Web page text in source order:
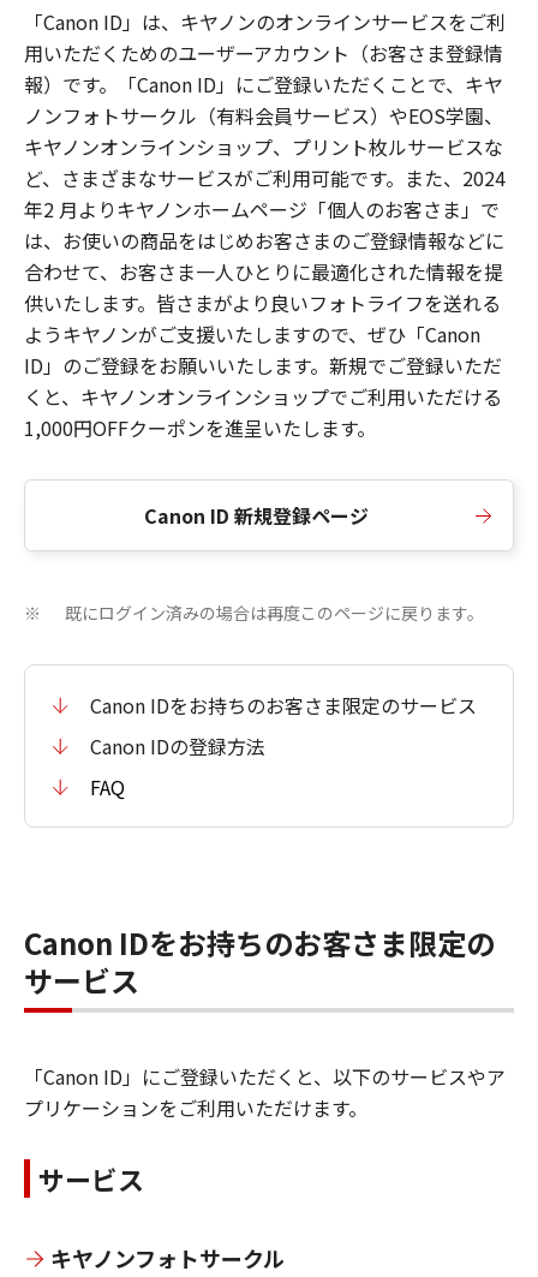
「Canon ID」は、キヤノンのオンラインサービスをご利
用いただくためのユーザーアカウント（お客さま登録情
報）です。「Canon ID」にご登録いただくことで、キヤ
ノンフォトサークル（有料会員サービス）やEOS学園、
キヤノンオンラインショップ、プリント枚ルサービスな
ど、さまざまなサービスがご利用可能です。また、2024
年2 月よりキヤノンホームページ「個人のお客さま」で
は、お使いの商品をはじめお客さまのご登録情報などに
合わせて、お客さま一人ひとりに最適化された情報を提
供いたします。皆さまがより良いフォトライフを送れる
ようキヤノンがご支援いたしますので、ぜひ「Canon
ID」のご登録をお願いいたします。新規でご登録いただ
くと、キヤノンオンラインショップでご利用いただける
1,000円OFFクーポンを進呈いたします。
Canon ID 新規登録ページ
※ 既にログイン済みの場合は再度このページに戻ります。
Canon IDをお持ちのお客さま限定のサービス
Canon IDの登録方法
FAQ
Canon IDをお持ちのお客さま限定の
サービス
「Canon ID」にご登録いただくと、以下のサービスやア
プリケーションをご利用いただけます。
サービス
キヤノンフォトサークル